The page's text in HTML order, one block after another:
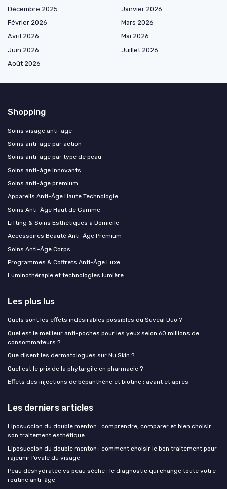
Décembre 2025
Janvier 2026
Février 2026
Mars 2026
Avril 2026
Mai 2026
Juin 2026
Juillet 2026
Août 2026
Shopping
Soins visage anti-âge
Soins anti-âge par action
Soins anti-âge par type de peau
Soins anti-âge innovants
Soins anti-âge premium
Appareils Anti-Âge Haute Technologie
Soins Anti-Âge Haut de Gamme
Lifting & Soins Esthétiques à Domicile
Accessoires Beauté Anti-Âge Premium
Soins Anti-Âge Corps
Programmes & Coffrets Anti-Âge Luxe
Luminothérapie et technologies lumière
Les plus lus
Quels sont les effets indésirables possibles du Suvéal Duo ?
Quel est le meilleur anti-poches pour les yeux selon 60 millions de
consommateurs ?
Que disent les dermatologues sur Nu Skin ?
Quel est le prix de la phytargile en pharmacie ?
Effets des injections de bépanthène et biotine : avant et après
Les derniers articles
Liposuccion du double menton : comprendre, comparer et bien choisir
son traitement esthétique
Liposuccion du double menton : comment choisir le bon traitement pour
rajeunir l’ovale du visage
Peau déshydratée vs peau sèche : le diagnostic qui change toute votre
routine anti-âge